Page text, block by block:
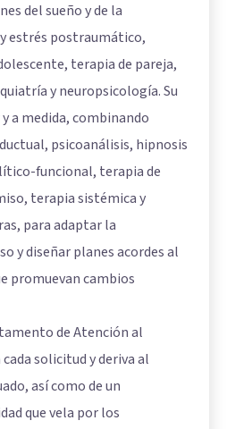
del sueño y de la
estrés postraumático,
terapia de pareja,
y neuropsicología. Su
a medida, combinando
psicoanálisis, hipnosis
funcional, terapia de
terapia sistémica y
para adaptar la
y diseñar planes acordes al
promuevan cambios
de Atención al
solicitud y deriva al
así como de un
que vela por los